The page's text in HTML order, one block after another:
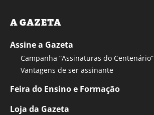
A GAZETA
Assine a Gazeta
Campanha “Assinaturas do Centenário”
Vantagens de ser assinante
Feira do Ensino e Formação
Loja da Gazeta